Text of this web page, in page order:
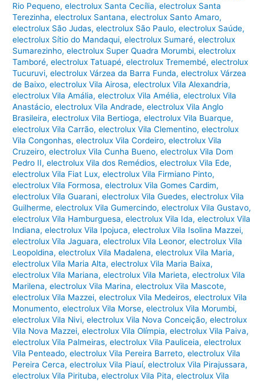
Rio Pequeno,electrolux Santa Cecília,electrolux Santa
Terezinha,electrolux Santana,electrolux Santo Amaro,
electrolux São Judas,electrolux São Paulo,electrolux Saúde,
electrolux Sítio do Mandaqui,electrolux Sumaré,electrolux
Sumarezinho,electrolux Super Quadra Morumbi,electrolux
Tamboré,electrolux Tatuapé,electrolux Tremembé,electrolux
Tucuruvi,electrolux Várzea da Barra Funda,electrolux Várzea
de Baixo,electrolux Vila Airosa,electrolux Vila Alexandria,
electrolux Vila Amália,electrolux Vila Amélia,electrolux Vila
Anastácio,electrolux Vila Andrade,electrolux Vila Anglo
Brasileira,electrolux Vila Bertioga,electrolux Vila Buarque,
electrolux Vila Carrão,electrolux Vila Clementino,electrolux
Vila Congonhas,electrolux Vila Cordeiro,electrolux Vila
Cruzeiro,electrolux Vila Cunha Bueno,electrolux Vila Dom
Pedro II,electrolux Vila dos Remédios,electrolux Vila Ede,
electrolux Vila Fiat Lux,electrolux Vila Firmiano Pinto,
electrolux Vila Formosa,electrolux Vila Gomes Cardim,
electrolux Vila Guarani,electrolux Vila Guedes,electrolux Vila
Guilherme,electrolux Vila Gumercindo,electrolux Vila Gustavo,
electrolux Vila Hamburguesa,electrolux Vila Ida,electrolux Vila
Indiana,electrolux Vila Ipojuca,electrolux Vila Isolina Mazzei,
electrolux Vila Jaguara,electrolux Vila Leonor,electrolux Vila
Leopoldina,electrolux Vila Madalena,electrolux Vila Maria,
electrolux Vila Maria Alta,electrolux Vila Maria Baixa,
electrolux Vila Mariana,electrolux Vila Marieta,electrolux Vila
Marilena,electrolux Vila Marina,electrolux Vila Mascote,
electrolux Vila Mazzei,electrolux Vila Medeiros,electrolux Vila
Monumento,electrolux Vila Morse,electrolux Vila Morumbi,
electrolux Vila Nivi,electrolux Vila Nova Conceição,electrolux
Vila Nova Mazzei,electrolux Vila Olímpia,electrolux Vila Paiva,
electrolux Vila Palmeiras,electrolux Vila Pauliceia,electrolux
Vila Penteado,electrolux Vila Pereira Barreto,electrolux Vila
Pereira Cerca,electrolux Vila Piauí,electrolux Vila Pirajussara,
electrolux Vila Pirituba,electrolux Vila Pita,electrolux Vila